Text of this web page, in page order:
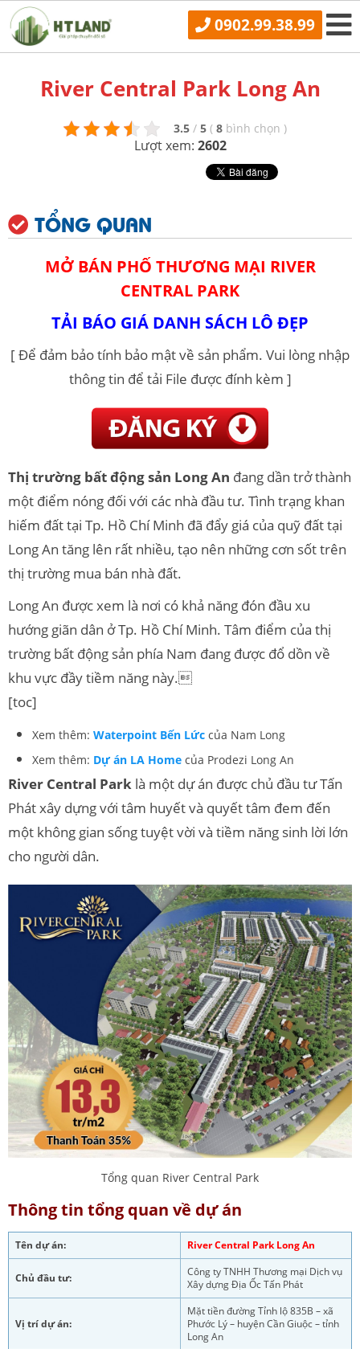
0902.99.38.99
River Central Park Long An
3.5 / 5 ( 8 bình chọn )
Lượt xem: 2602
TỔNG QUAN
MỞ BÁN PHỐ THƯƠNG MẠI RIVER
CENTRAL PARK
TẢI BÁO GIÁ DANH SÁCH LÔ ĐẸP
[ Để đảm bảo tính bảo mật về sản phẩm. Vui lòng nhập
thông tin để tải File được đính kèm ]
Thị trường bất động sản Long An đang dần trở thành
một điểm nóng đối với các nhà đầu tư. Tình trạng khan
hiếm đất tại Tp. Hồ Chí Minh đã đẩy giá của quỹ đất tại
Long An tăng lên rất nhiều, tạo nên những cơn sốt trên
thị trường mua bán nhà đất.
Long An được xem là nơi có khả năng đón đầu xu
hướng giãn dân ở Tp. Hồ Chí Minh. Tâm điểm của thị
trường bất động sản phía Nam đang được đổ dồn về
khu vực đầy tiềm năng này.
[toc]
Xem thêm: Waterpoint Bến Lức của Nam Long
Xem thêm: Dự án LA Home của Prodezi Long An
River Central Park là một dự án được chủ đầu tư Tấn
Phát xây dựng với tâm huyết và quyết tâm đem đến
một không gian sống tuyệt vời và tiềm năng sinh lời lớn
cho người dân.
Tổng quan River Central Park
Thông tin tổng quan về dự án
Tên dự án: River Central Park Long An
Chủ đầu tư:
Công ty TNHH Thương mại Dịch vụ
Xây dựng Địa Ốc Tấn Phát
Vị trí dự án:
Mặt tiền đường Tỉnh lộ 835B – xã
Phước Lý – huyện Cần Giuộc – tỉnh
Long An